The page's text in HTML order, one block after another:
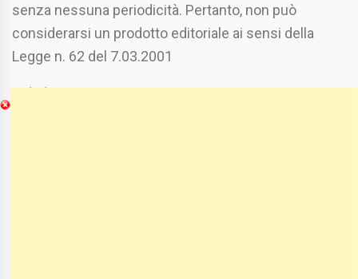
senza nessuna periodicità. Pertanto, non può
considerarsi un prodotto editoriale ai sensi della
Legge n. 62 del 7.03.2001
Chi Siamo